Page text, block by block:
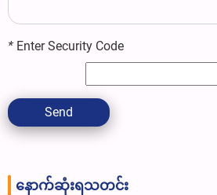
* Enter Security Code
Send
နောက်ဆုံးရသတင်း